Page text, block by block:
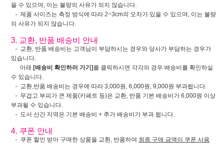
을 수 있으며, 이는 불량의 사유가 되지 않습니다.
- 제품 사이즈는 측정 방식에 따라 2~3cm의 오차가 있을 수 있으며, 이는 불량
의 사유가 되지 않습니다.
3. 교환, 반품 배송비 안내
- 교환, 반품 배송비는 고객님이 부담하시는 경우와 당사가 부담하는 경우가
있습니다.
아래 [배송비 확인하러 가기] 를 클릭하시면 각각의 경우 배송비를 확인하실
수 있습니다.
- 교환,반품 배송비는 경우에 따라 3,000원, 6,000원, 9,000원 부과됩니다.
- 무겁고 부피가 큰 제품(카페트 등)은 교환, 반품 기본 배송비가 6,000원 이상
부과될 수 있습니다.
- 도서 산간 지역은 기본 배송비 + 추가 배송비가 부과 됩니다.
4. 쿠폰 안내
- 쿠폰 할인 받아 구매한 상품을 교환, 반품하여 최종 구매 금액이 쿠폰 사용